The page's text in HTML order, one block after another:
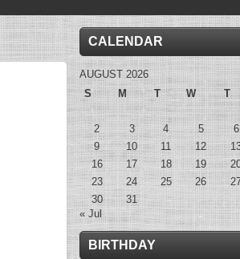
CALENDAR
AUGUST 2026
S
M T W T
2
3 4 5 6
9
10 11 12
16
17 18 19
23
24 25 26
30
31
« Jul
BIRTHDAY